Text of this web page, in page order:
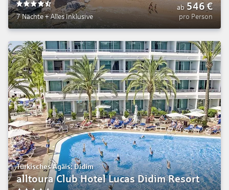
4.5
7 Nächte+Alles Inklusive
ab 546€
pro Person
Türkisches Ägäis: Didim
alltoura Club Hotel Lucas Didim Resort